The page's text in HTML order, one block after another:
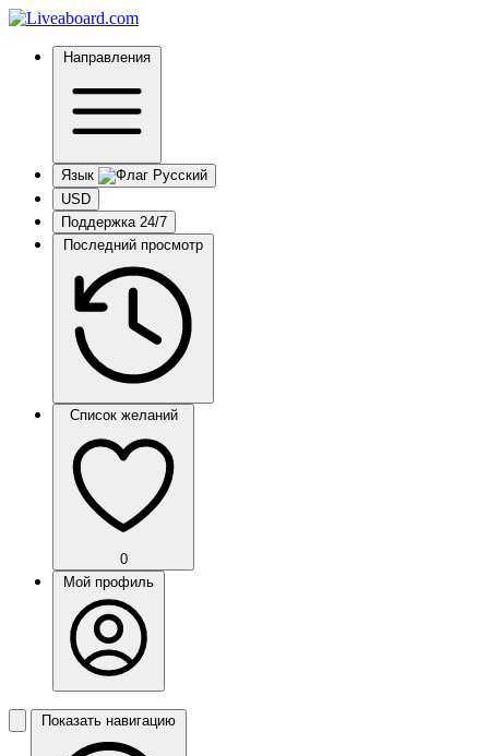
Направления
Язык
USD
Поддержка 24/7
Последний просмотр
Список желаний
0
Мой профиль
Показать навигацию